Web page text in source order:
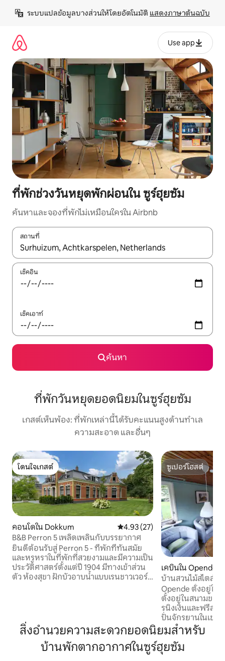
เนื้อหา
ระบบแปลข้อมูลบางส่วนให้โดยอัตโนมัติ แสดงภาษาต้นฉบับ
Use app
ที่พักช่วงวันหยุดพักผ่อนใน ซูร์ฮุยซัม
ค้นหาและจองที่พักไม่เหมือนใครใน Airbnb
สถานที่
ใช้ลูกศรขึ้นลง หรือใช้การสัมผัสหรือปัด เพื่อสำรวจผลการค้นหา
เช็คอิน
เช็คเอาท์
ค้นหา
ที่พักวันหยุดยอดนิยมในซูร์ฮุยซัม
เกสต์เห็นพ้อง: ที่พักเหล่านี้ได้รับคะแนนสูงด้านทำเล
ความสะอาด และอื่นๆ
โดนใจเกสต์
โดนใจเกสต์
คอนโดใน Dokkum คะแนนเฉลี่ย 4.93 จาก 5, 27 รีวิว
4.93 (27)
B&B Perron 5 เพลิดเพลินกับบรรยากาศ
ยินดีต้อนรับสู่ Perron 5 - ที่พักที่ทันสมัย
และหรูหราในที่พักที่สวยงามและมีความเป็น
ประวัติศาสตร์ตั้งแต่ปี 1904 มีทางเข้าส่วน
ตัว ห้องสุขา ฝักบัวอาบน้ำแบบเรนชาวเวอร์
นั่งเล่นและพื้นที่รับประทานอาหารที่หรูหรา
ซึ่งมองเห็นกำแพงเมือง รวมถึงพื้นที่ดื่ม
กาแฟที่มีกาแฟสดใหม่และชาให้เลือก
มากมาย เหมาะสำหรับการพักผ่อนและ
ซูเปอร์โฮสต์
ซูเปอร์โฮสต์
เคบินใน Opende
บ้านสวนไม้สไตล์
ชนบท
Opende ตั้งอยู่ใน
ตั้งอยู่ในสนามของ
รนิงเงินและฟรีสแ
ปั่นจักรยานในเขต
เคียงอย่างอัลเดอเ
อร์ซวาก และเลาเ
Ameland หรือ
เยี่ยมเช่นกัน สามารถสัมผัสวัฒนธรรมได้ใน
สิ่งอำนวยความสะดวกยอดนิยมสำหรับ
บ้านพักตากอากาศในซูร์ฮุยซัม